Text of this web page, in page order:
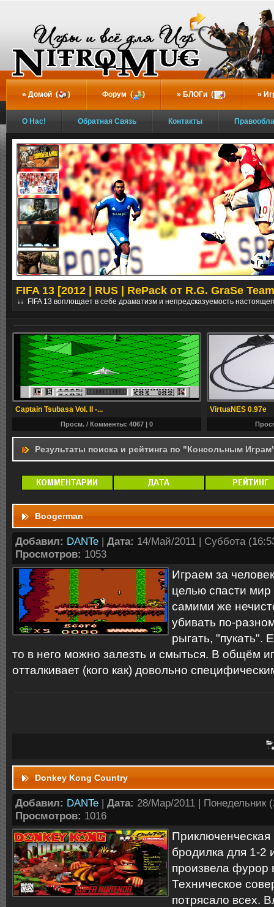
Домой ( ) Форум ( ) БЛОГи ( )
О Нас! Обратная Связь Контакты
FIFA 13 [2012 | RUS | RePack от R.G. GraSe
FIFA 13 воплощает в себе драматизм и непредсказуемость
Captain Tsubasa Vol. II -...
Просм. / Комменты: 4067 | 0
VirtuaNES 0.97e
Результаты поиска и рейтинга по "Консольным
Boogerman
Добавил: DANTe | Дата: 14/Май/2011 | Суббота
Просмотров: 1053
Играем за
целью спасти мир
самими же
убивать по-
рыгать, "пукать".
то в него можно залезть и смыться. В общём
отталкивает (кого как) довольно
Donkey Kong Country
Добавил: DANTe | Дата: 28/Мар/2011 | Понедельник
Просмотров: 1016
бродилка для 1-2
произвела фурор
Техническое
потрясало всех.